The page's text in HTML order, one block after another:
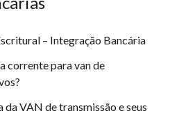
– Integração Bancária
corrente para van de
da VAN de transmissão e seus